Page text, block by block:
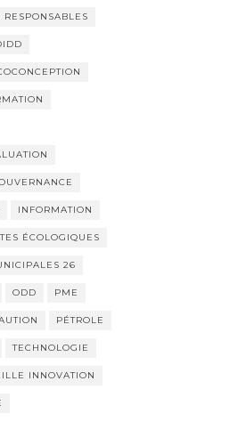
INFORMATION
ÉCOLOGIQUES
26
ODD PME
PÉTROLE
TECHNOLOGIE
INNOVATION